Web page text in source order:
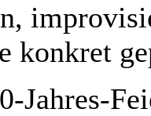
konkret
Jahres-